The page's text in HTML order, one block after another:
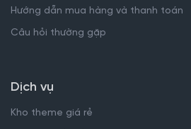
Hướng dẫn mua hàng và thanh toán
Câu hỏi thường gặp
Dịch vụ
Kho theme giá rẻ